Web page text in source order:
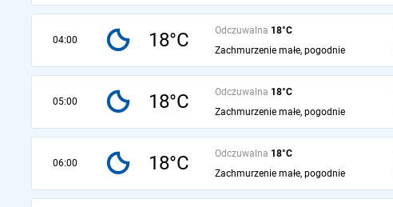
04:00 18°C Odczuwalna 18°C
Zachmurzenie małe, pogodnie
05:00 18°C Odczuwalna 18°C
Zachmurzenie małe, pogodnie
06:00 18°C Odczuwalna 18°C
Zachmurzenie małe, pogodnie